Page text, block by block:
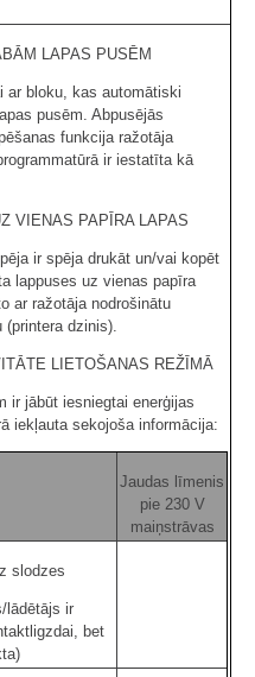
LAPAS PUSĒM
ar bloku, kas automātiski
pusēm. Abpusējās
funkcija ražotāja
ir iestatīta kā
VIENAS PAPĪRA LAPAS
ir spēja drukāt un/vai kopēt
lappuses uz vienas papīra
ar ražotāja nodrošinātu
(printera dzinis).
LIETOŠANAS REŽĪMĀ
ir jābūt iesniegtai enerģijas
iekļauta sekojoša informācija:
Jaudas līmenis
pie 230 V
maiņstrāvas
slodzes
lādētājs ir
bet